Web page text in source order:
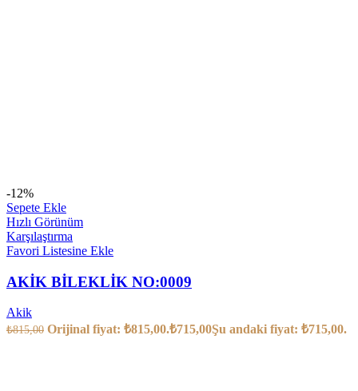
-12%
Sepete Ekle
Hızlı Görünüm
Karşılaştırma
Favori Listesine Ekle
AKİK BİLEKLİK NO:0009
Akik
₺815,00 Orijinal fiyat: ₺815,00.₺715,00Şu andaki fiyat: ₺715,00.